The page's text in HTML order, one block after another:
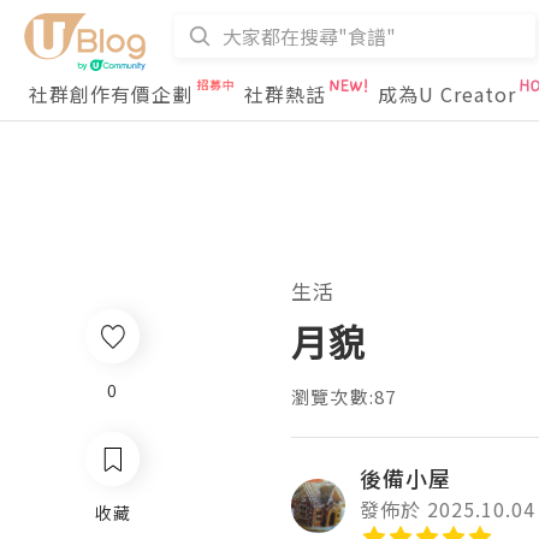
社群創作有價企劃 社群熱話 成為U Creator
生活
月貌
瀏覽次數:87
後備小屋
發佈於 2025.10.04
0
收藏